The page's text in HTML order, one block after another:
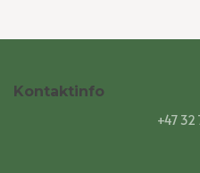
Kontaktinfo
+47 32